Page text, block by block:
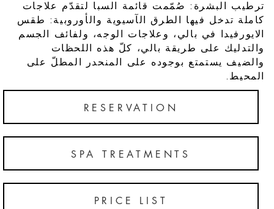
ترطيب البشرة: صُمّمت قائمة السبا لتقدّم علاجات
كاملة تدخل فيها الطرق الآسيوية والأوروبية: طقس
الايورفيدا في بالي، وعلاجات الوجه، ولفائف الجسم
والتدليك على طريقة بالي، كلّ هذه اللحظات
والضيف يستمتع بوجوده على المنحدر المطلّ على
المحيط.
RESERVATION
SPA TREATMENTS
PRICE LIST